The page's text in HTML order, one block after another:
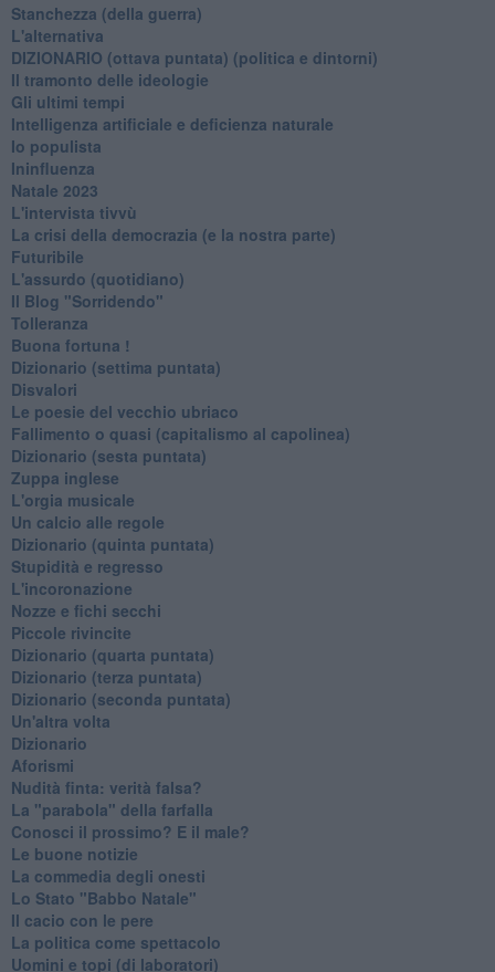
Stanchezza (della guerra)
L'alternativa
​DIZIONARIO (ottava puntata) (politica e dintorni)
Il tramonto delle ideologie
Gli ultimi tempi
Intelligenza artificiale e deficienza naturale
Io populista
Ininfluenza
Natale 2023
L'intervista tivvù
La crisi della democrazia (e la nostra parte)
Futuribile
L'assurdo (quotidiano)
Il Blog "Sorridendo"
Tolleranza
Buona fortuna !
​Dizionario (settima puntata)
Disvalori
Le poesie del vecchio ubriaco
Fallimento o quasi (capitalismo al capolinea)
Dizionario (sesta puntata)
Zuppa inglese
L'orgia musicale
Un calcio alle regole
Dizionario (quinta puntata)
Stupidità e regresso
L'incoronazione
Nozze e fichi secchi
Piccole rivincite
​Dizionario (quarta puntata)
​Dizionario (terza puntata)
​Dizionario (seconda puntata)
Un'altra volta
Dizionario
Aforismi
Nudità finta: verità falsa?
La "parabola" della farfalla
Conosci il prossimo? E il male?
Le buone notizie
La commedia degli onesti
Lo Stato "Babbo Natale"
Il cacio con le pere
La politica come spettacolo
Uomini e topi (di laboratori)